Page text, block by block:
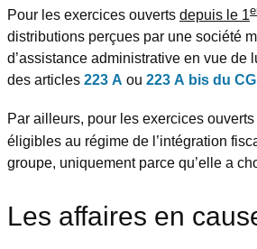
Pour les exercices ouvertsdepuis le 1
distributions perçues par une société
d’assistance administrative en vue
des articles223 A ou 223 A bis du
Par ailleurs, pour les exercices ouverts
éligibles au régime de l’intégration
groupe, uniquement parce qu’elle a
Les affaires en